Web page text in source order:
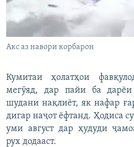
Акс аз навори корбарон
Кумитаи ҳолатҳои
мегӯяд, дар пайи ба дарёи
шудани нақлиёт, як нафар
дигар наҷот ёфтанд. Ҳодиса
уми август дар ҳудуди
рух додааст.